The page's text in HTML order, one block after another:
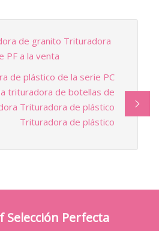
de granito Trituradora
PF a la venta
de plástico de la serie PC
trituradora de botellas de
Trituradora de plástico
Trituradora de plástico
Selección Perfecta